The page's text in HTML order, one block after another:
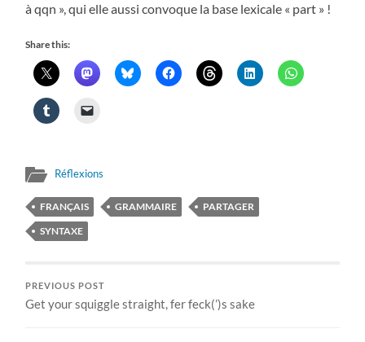
à qqn », qui elle aussi convoque la base lexicale « part » !
Share this:
Réflexions
FRANÇAIS GRAMMAIRE
PARTAGER
SYNTAXE
PREVIOUS POST
Get your squiggle straight, fer feck(’)s sake